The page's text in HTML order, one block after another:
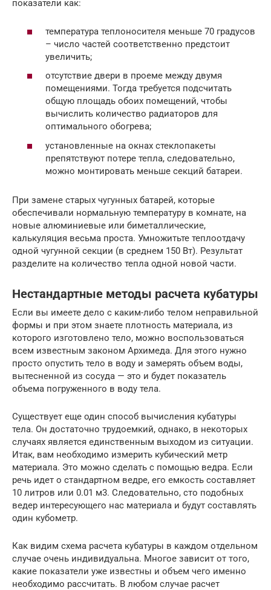
показатели как:
температура теплоносителя меньше 70 градусов
– число частей соответственно предстоит
увеличить;
отсутствие двери в проеме между двумя
помещениями. Тогда требуется подсчитать
общую площадь обоих помещений, чтобы
вычислить количество радиаторов для
оптимального обогрева;
установленные на окнах стеклопакеты
препятствуют потере тепла, следовательно,
можно монтировать меньше секций батареи.
При замене старых чугунных батарей, которые
обеспечивали нормальную температуру в комнате, на
новые алюминиевые или биметаллические,
калькуляция весьма проста. Умножитьте теплоотдачу
одной чугунной секции (в среднем 150 Вт). Результат
разделите на количество тепла одной новой части.
Нестандартные методы расчета кубатуры
Если вы имеете дело с каким-либо телом неправильной
формы и при этом знаете плотность материала, из
которого изготовлено тело, можно воспользоваться
всем известным законом Архимеда. Для этого нужно
просто опустить тело в воду и замерять объем воды,
вытесненной из сосуда — это и будет показатель
объема погруженного в воду тела.
Существует еще один способ вычисления кубатуры
тела. Он достаточно трудоемкий, однако, в некоторых
случаях является единственным выходом из ситуации.
Итак, вам необходимо измерить кубический метр
материала. Это можно сделать с помощью ведра. Если
речь идет о стандартном ведре, его емкость составляет
10 литров или 0.01 м3. Следовательно, сто подобных
ведер интересующего нас материала и будут составлять
один кубометр.
Как видим схема расчета кубатуры в каждом отдельном
случае очень индивидуальна. Многое зависит от того,
какие показатели уже известны и объем чего именно
необходимо рассчитать. В любом случае расчет